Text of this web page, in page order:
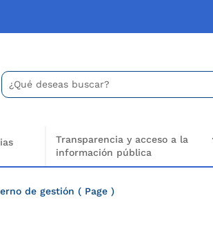
Buscar:
Search
for...
Transparencia y acceso a la
información pública
de gestión ( Page )